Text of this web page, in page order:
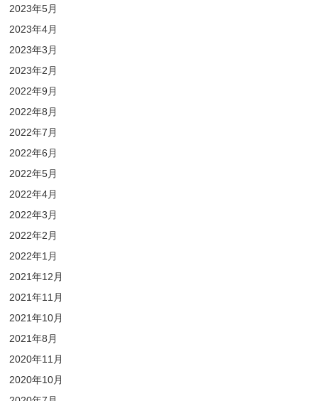
2023年5月
2023年4月
2023年3月
2023年2月
2022年9月
2022年8月
2022年7月
2022年6月
2022年5月
2022年4月
2022年3月
2022年2月
2022年1月
2021年12月
2021年11月
2021年10月
2021年8月
2020年11月
2020年10月